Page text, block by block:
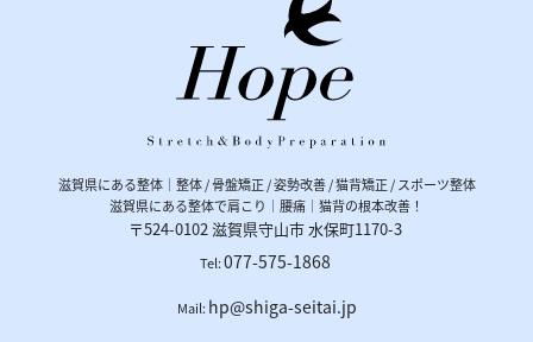
滋賀県にある整体｜整体 / 骨盤矯正 / 姿勢改善 / 猫背矯正 / スポーツ整体
滋賀県にある整体で肩こり｜腰痛｜猫背の根本改善！
〒524-0102滋賀県守山市水保町1170-3
Tel:077-575-1868
Mail:hp@shiga-seitai.jp